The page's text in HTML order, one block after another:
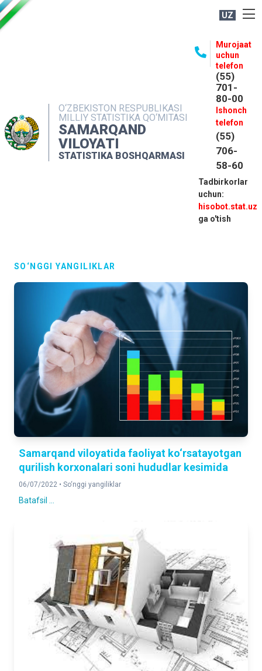
UZ
O‘ZBEKISTON RESPUBLIKASI
MILLIY STATISTIKA QO‘MITASI
SAMARQAND
VILOYATI
STATISTIKA BOSHQARMASI
Murojaat
uchun
telefon
(55)
701-
80-00
Ishonch
telefon
(55)
706-
58-60
Tadbirkorlar
uchun:
hisobot.stat.uz
ga o'tish
MATBUOT XIZMATI
MUROJAATLAR
KONTAKTLAR
SO‘NGGI YANGILIKLAR
Samarqand viloyatida faoliyat ko‘rsatayotgan
qurilish korxonalari soni hududlar kesimida
06/07/2022 • So‘nggi yangiliklar
Batafsil ...